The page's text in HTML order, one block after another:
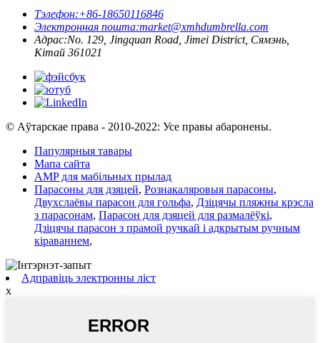
Тэлефон:+86-18650116846
Электронная пошта:market@xmhdumbrella.com
Адрас:No. 129, Jingquan Road, Jimei District, Сямэнь,
Кітай 361021
© Аўтарскае права - 2010-2022: Усе правы абаронены.
Папулярныя тавары
Мапа сайта
AMP для мабільных прылад
Парасоны для дзяцей, Рознакаляровыя парасоны,
Двухслаёвы парасон для гольфа, Дзіцячы пляжны крэсла
з парасонам, Парасон для дзяцей для размалёўкі,
Дзіцячы парасон з прамой ручкай і адкрытым ручным
кіраваннем,
Адправіць электронны ліст
x